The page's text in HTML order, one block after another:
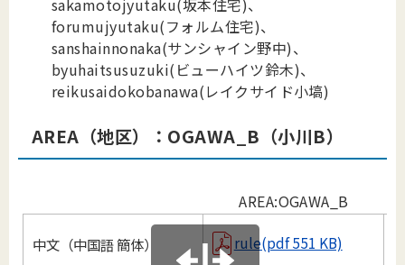
sakamotojyutaku(坂本住宅)、
forumujyutaku(フォルム住宅)、
sanshainnonaka(サンシャイン野中)、
byuhaitsusuzuki(ビューハイツ鈴木)、
reikusaidokobanawa(レイクサイド小塙)
AREA（地区）：OGAWA B（小川B）
AREA:OGAWA_B
中文（中国語 簡体） rule(pdf 551 KB)